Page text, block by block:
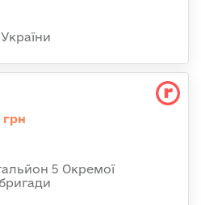
грн
5 Окремої